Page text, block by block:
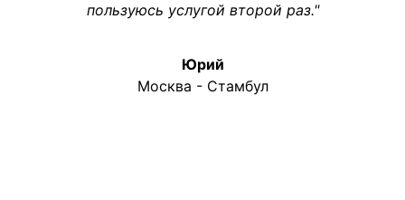
пользуюсь услугой второй раз."
Юрий
Москва - Стамбул